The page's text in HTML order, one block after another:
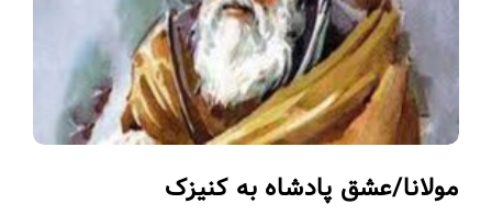
مولانا/عشق پادشاه به کنیزک